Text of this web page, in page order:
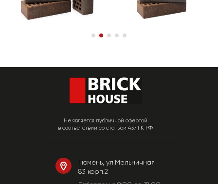
Не является публичной офертой
в соответствии со статьей 437 ГК РФ
Тюмень, ул.Мельничная
83 корп.2